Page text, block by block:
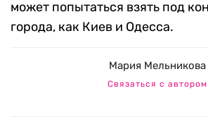
может попытаться взять под
города, как Киев и Одесса.
Мария Мельникова
Связаться с автором